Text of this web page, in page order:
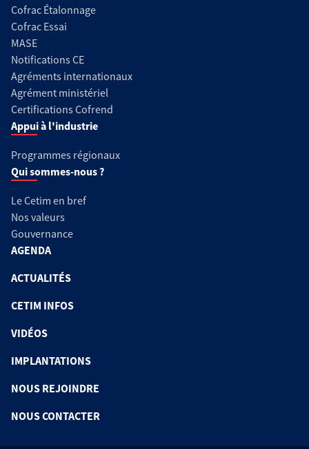
Cofrac Étalonnage
Cofrac Essai
MASE
Notifications CE
Agréments internationaux
Agrément ministériel
Certifications Cofrend
Appui à l'industrie
Programmes régionaux
Qui sommes-nous ?
Le Cetim en bref
Nos valeurs
Gouvernance
AGENDA
ACTUALITÉS
CETIM INFOS
VIDÉOS
IMPLANTATIONS
NOUS REJOINDRE
NOUS CONTACTER